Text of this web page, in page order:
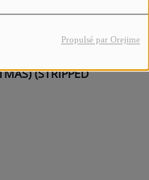
Propulsé par Orejime
(STRIPPED